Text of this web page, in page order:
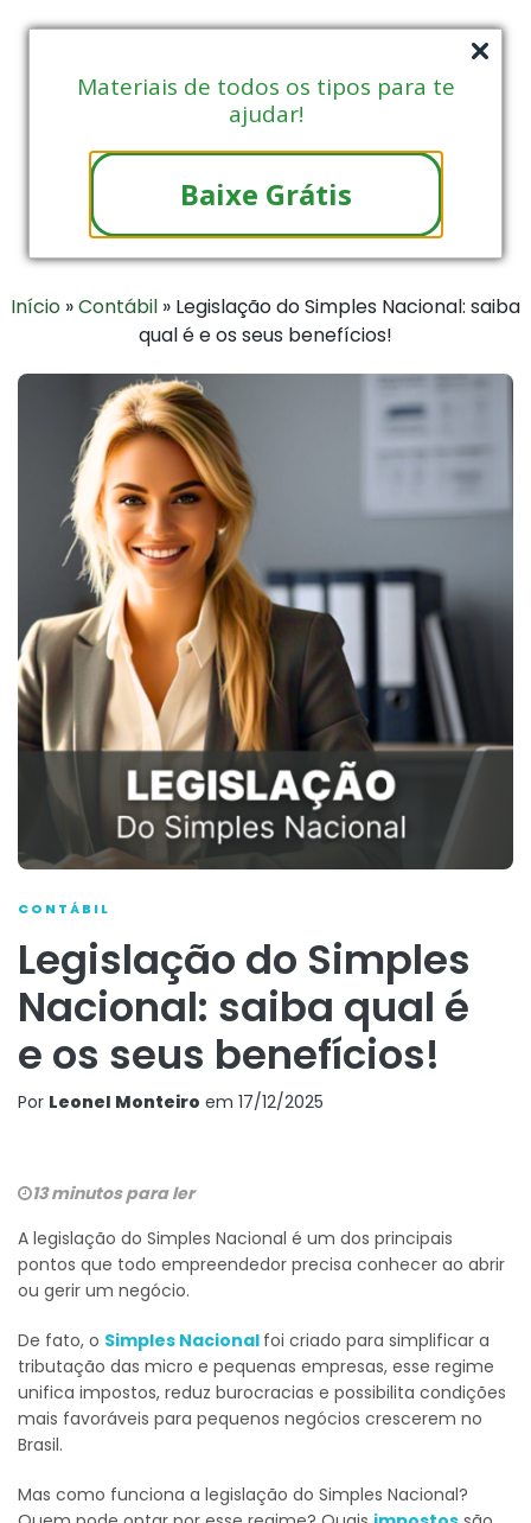
Materiais de todos os tipos para te
ajudar!
Baixe Grátis
Início »Contábil » Legislação do Simples Nacional: saiba
qual é e os seus benefícios!
CONTÁBIL
Legislação do Simples
Nacional: saiba qual é
e os seus benefícios!
Por Leonel Monteiro em 17/12/2025
13 minutos para ler
A legislação do Simples Nacional é um dos principais
pontos que todo empreendedor precisa conhecer ao abrir
ou gerir um negócio.
De fato, o Simples Nacional foi criado para simplificar a
tributação das micro e pequenas empresas, esse regime
unifica impostos, reduz burocracias e possibilita condições
mais favoráveis para pequenos negócios crescerem no
Brasil.
Mas como funciona a legislação do Simples Nacional?